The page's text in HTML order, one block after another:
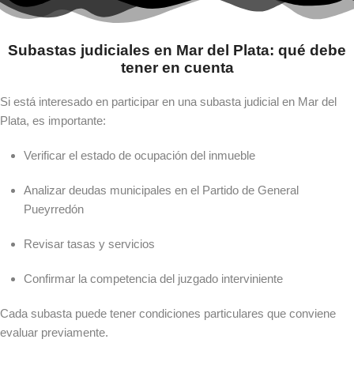
Subastas judiciales en Mar del Plata: qué debe
tener en cuenta
Si está interesado en participar en una subasta judicial en Mar del
Plata, es importante:
Verificar el estado de ocupación del inmueble
Analizar deudas municipales en el Partido de General
Pueyrredón
Revisar tasas y servicios
Confirmar la competencia del juzgado interviniente
Cada subasta puede tener condiciones particulares que conviene
evaluar previamente.